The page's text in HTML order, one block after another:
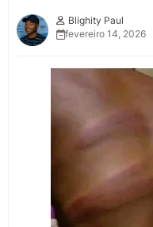
Blighity Paul
fevereiro 14, 2026